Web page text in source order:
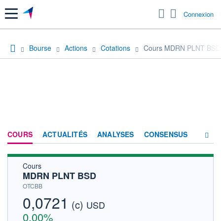
Menu Connexion
Bourse Actions Cotations Cours MDRN PLNT BSD
COURS ACTUALITÉS ANALYSES CONSENSUS
Cours
MDRN PLNT BSD
OTCBB
0,0721 (c) USD
0,00%